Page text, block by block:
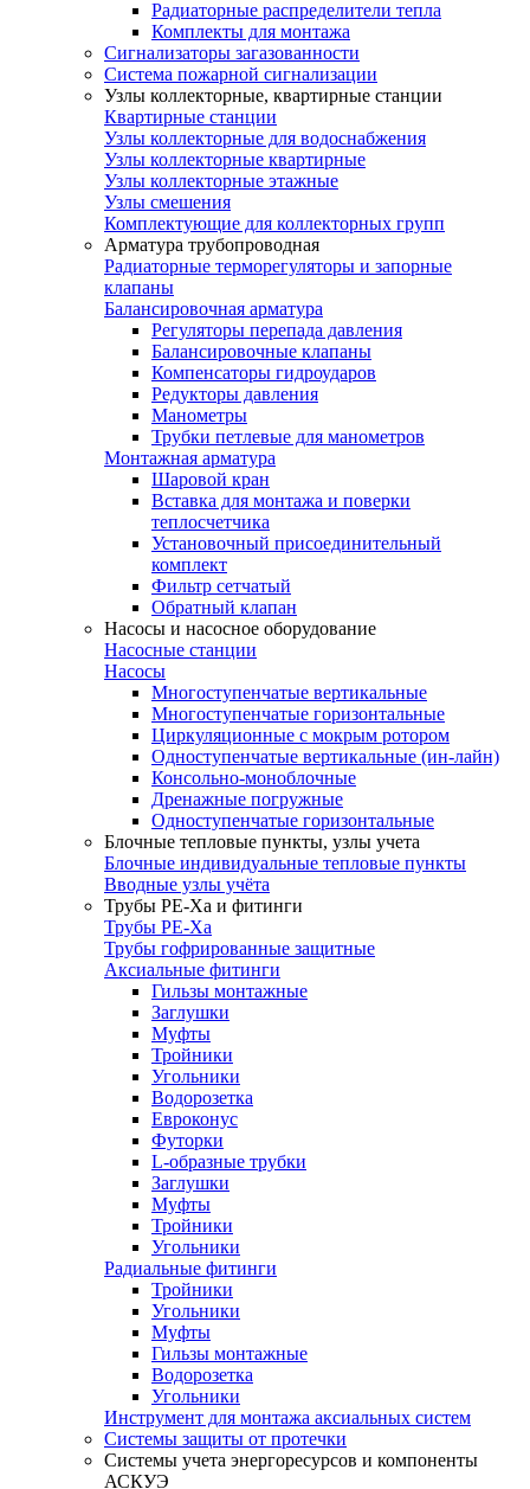
Радиаторные распределители тепла
Комплекты для монтажа
Сигнализаторы загазованности
Система пожарной сигнализации
Узлы коллекторные, квартирные станции
Квартирные станции
Узлы коллекторные для водоснабжения
Узлы коллекторные квартирные
Узлы коллекторные этажные
Узлы смешения
Комплектующие для коллекторных групп
Арматура трубопроводная
Радиаторные терморегуляторы и запорные
клапаны
Балансировочная арматура
Регуляторы перепада давления
Балансировочные клапаны
Компенсаторы гидроударов
Редукторы давления
Манометры
Трубки петлевые для манометров
Монтажная арматура
Шаровой кран
Вставка для монтажа и поверки
теплосчетчика
Установочный присоединительный
комплект
Фильтр сетчатый
Обратный клапан
Насосы и насосное оборудование
Насосные станции
Насосы
Многоступенчатые вертикальные
Многоступенчатые горизонтальные
Циркуляционные с мокрым ротором
Одноступенчатые вертикальные (ин-лайн)
Консольно-моноблочные
Дренажные погружные
Одноступенчатые горизонтальные
Блочные тепловые пункты, узлы учета
Блочные индивидуальные тепловые пункты
Вводные узлы учёта
Трубы РЕ-Ха и фитинги
Трубы РЕ-Ха
Трубы гофрированные защитные
Аксиальные фитинги
Гильзы монтажные
Заглушки
Муфты
Тройники
Угольники
Водорозетка
Евроконус
Футорки
L-образные трубки
Заглушки
Муфты
Тройники
Угольники
Радиальные фитинги
Тройники
Угольники
Муфты
Гильзы монтажные
Водорозетка
Угольники
Инструмент для монтажа аксиальных систем
Системы защиты от протечки
Системы учета энергоресурсов и компоненты
АСКУЭ